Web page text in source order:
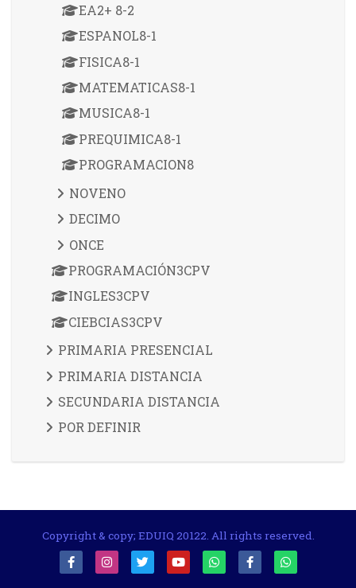
EA2+ 8-2
ESPANOL8-1
FISICA8-1
MATEMATICAS8-1
MUSICA8-1
PREQUIMICA8-1
PROGRAMACION8
NOVENO
DECIMO
ONCE
PROGRAMACIÓN3CPV
INGLES3CPV
CIEBCIAS3CPV
PRIMARIA PRESENCIAL
PRIMARIA DISTANCIA
SECUNDARIA DISTANCIA
POR DEFINIR
Copyright & copy; EDUIQ 20122. All rights reserved.